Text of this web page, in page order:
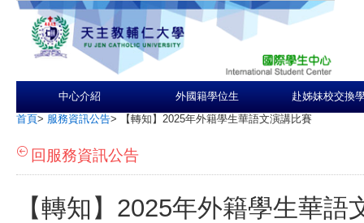
中心介紹 外國籍學位生 赴姊妹校交換
首頁> 服務資訊公告> 【轉知】2025年外籍學生華語文演講比賽
回服務資訊公告
【轉知】2025年外籍學生華語